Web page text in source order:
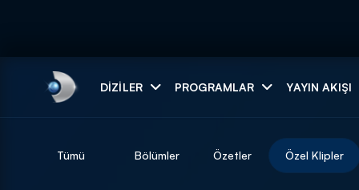
DIZILER PROGRAMLAR YAYIN AKIŞI
ARAMA SONUÇLARI
Tümü Bölümler Özetler Özel Klipler